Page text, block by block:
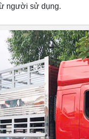
người sử dụng.